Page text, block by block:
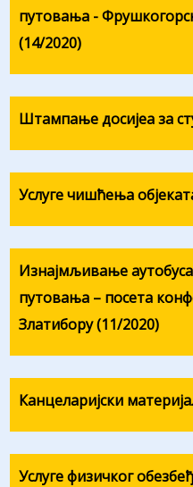
путовања -
(14/2020)
Штампање досијеа за
Услуге чишћења
Изнајмљивање аутобуса
путовања – посета
Златибору (11/2020)
Канцеларијски
Услуге физичког